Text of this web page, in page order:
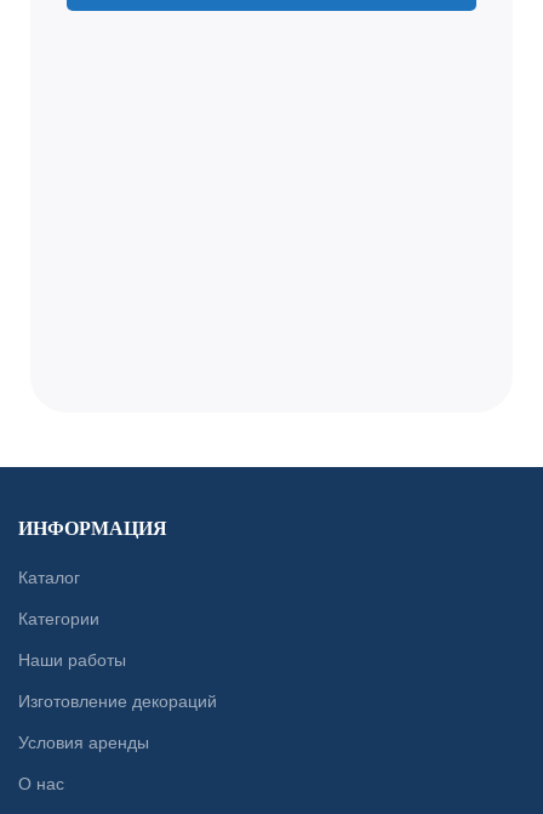
ИНФОРМАЦИЯ
Каталог
Категории
Наши работы
Изготовление декораций
Условия аренды
О нас